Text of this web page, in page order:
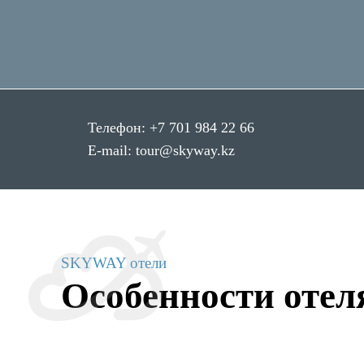
Телефон: +7 701 984 22 66
E-mail: tour@skyway.kz
SKYWAY отели
Особенности